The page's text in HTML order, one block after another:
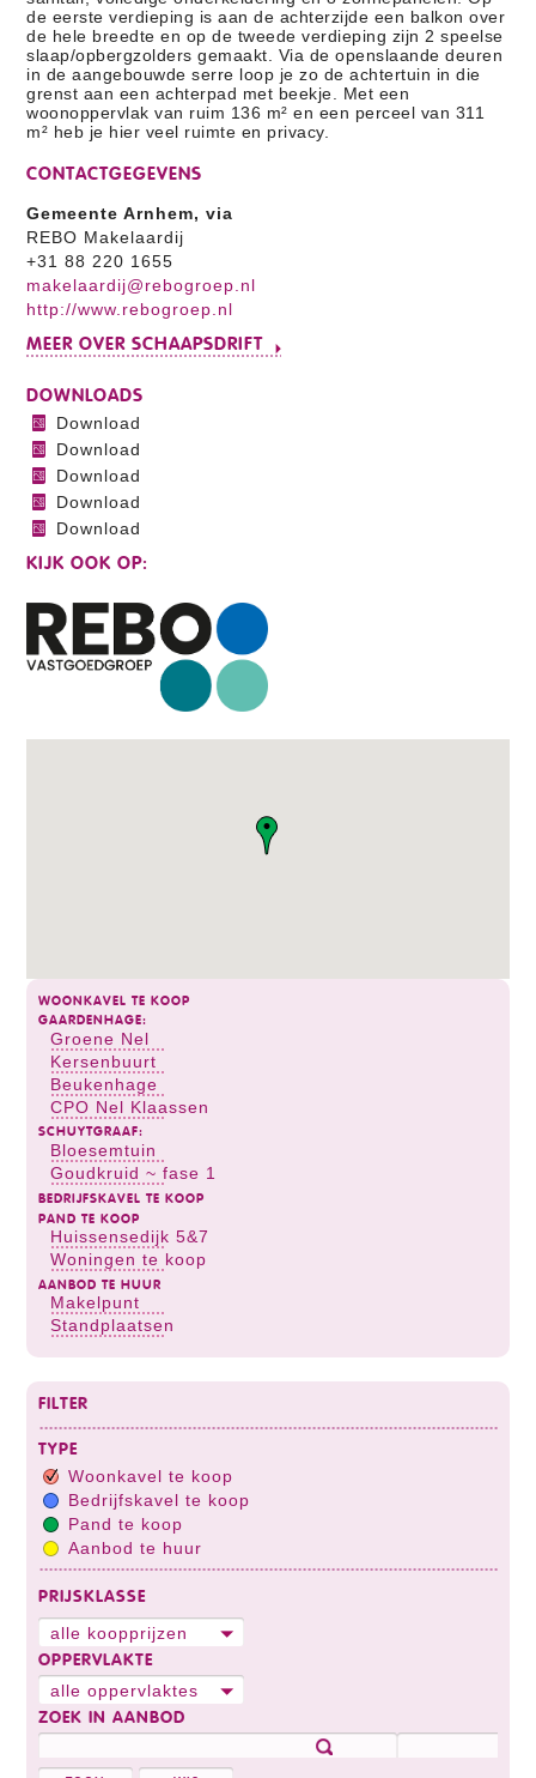
de eerste verdieping is aan de achterzijde een balkon over
de hele breedte en op de tweede verdieping zijn 2 speelse
slaap/opbergzolders gemaakt. Via de openslaande deuren
in de aangebouwde serre loop je zo de achtertuin in die
grenst aan een achterpad met beekje. Met een
woonoppervlak van ruim 136 m² en een perceel van 311
m² heb je hier veel ruimte en privacy.
CONTACTGEGEVENS
Gemeente Arnhem, via
REBO Makelaardij
+31 88 220 1655
makelaardij@rebogroep.nl
http://www.rebogroep.nl
MEER OVER SCHAAPSDRIFT
DOWNLOADS
Download
Download
Download
Download
Download
KIJK OOK OP:
WOONKAVEL TE KOOP
GAARDENHAGE:
Groene Nel
Kersenbuurt
Beukenhage
CPO Nel Klaassen
SCHUYTGRAAF:
Bloesemtuin
Goudkruid ~ fase 1
BEDRIJFSKAVEL TE KOOP
PAND TE KOOP
Huissensedijk 5&7
Woningen te koop
AANBOD TE HUUR
Makelpunt
Standplaatsen
FILTER
TYPE
Woonkavel te koop
Bedrijfskavel te koop
Pand te koop
Aanbod te huur
PRIJSKLASSE
alle koopprijzen
OPPERVLAKTE
alle oppervlaktes
ZOEK IN AANBOD